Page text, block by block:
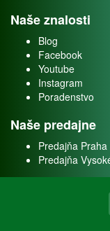
Naše znalosti
Blog
Facebook
Youtube
Instagram
Poradenstvo
Naše predajne
Predajňa Praha
Predajňa